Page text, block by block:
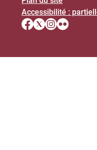
Accessibilité :